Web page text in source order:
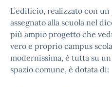
L’edificio, realizzato con
assegnato alla scuola nel
più ampio progetto che
vero e proprio campus
modernissima, è tutta su
spazio comune, è dotata di: